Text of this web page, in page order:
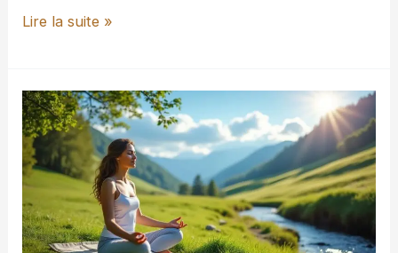
Lire la suite »
Comment
méditer
simplement
pour
un
esprit